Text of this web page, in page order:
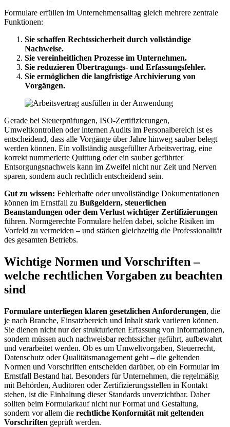
Formulare erfüllen im Unternehmensalltag gleich mehrere zentrale
Funktionen:
Sie schaffen Rechtssicherheit durch vollständige
Nachweise.
Sie vereinheitlichen Prozesse im Unternehmen.
Sie reduzieren Übertragungs- und Erfassungsfehler.
Sie ermöglichen die langfristige Archivierung von
Vorgängen.
Gerade bei Steuerprüfungen, ISO-Zertifizierungen,
Umweltkontrollen oder internen Audits im Personalbereich ist es
entscheidend, dass alle Vorgänge über Jahre hinweg sauber belegt
werden können. Ein vollständig ausgefüllter Arbeitsvertrag, eine
korrekt nummerierte Quittung oder ein sauber geführter
Entsorgungsnachweis kann im Zweifel nicht nur Zeit und Nerven
sparen, sondern auch rechtlich entscheidend sein.
Gut zu wissen: Fehlerhafte oder unvollständige Dokumentationen
können im Ernstfall zu Bußgeldern, steuerlichen
Beanstandungen oder dem Verlust wichtiger Zertifizierungen
führen. Normgerechte Formulare helfen dabei, solche Risiken im
Vorfeld zu vermeiden – und stärken gleichzeitig die Professionalität
des gesamten Betriebs.
Wichtige Normen und Vorschriften –
welche rechtlichen Vorgaben zu beachten
sind
Formulare unterliegen klaren gesetzlichen Anforderungen, die
je nach Branche, Einsatzbereich und Inhalt stark variieren können.
Sie dienen nicht nur der strukturierten Erfassung von Informationen,
sondern müssen auch nachweisbar rechtssicher geführt, aufbewahrt
und verarbeitet werden. Ob es um Umweltvorgaben, Steuerrecht,
Datenschutz oder Qualitätsmanagement geht – die geltenden
Normen und Vorschriften entscheiden darüber, ob ein Formular im
Ernstfall Bestand hat. Besonders für Unternehmen, die regelmäßig
mit Behörden, Auditoren oder Zertifizierungsstellen in Kontakt
stehen, ist die Einhaltung dieser Standards unverzichtbar. Daher
sollten beim Formularkauf nicht nur Format und Gestaltung,
sondern vor allem die rechtliche Konformität mit geltenden
Vorschriften geprüft werden.